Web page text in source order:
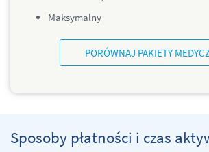
Maksymalny
PORÓWNAJ PAKIETY
Sposoby płatności i czas